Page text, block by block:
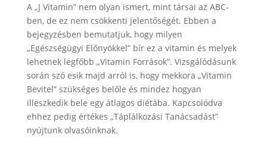
A „J Vitamin” nem olyan ismert, mint társai az ABC-
ben, de ez nem csökkenti jelentőségét. Ebben a
bejegyzésben bemutatjuk, hogy milyen
„Egészségügyi Előnyökkel” bír ez a vitamin és melyek
lehetnek legfőbb „Vitamin Források”. Vizsgálódásunk
során szó esik majd arról is, hogy mekkora „Vitamin
Bevitel” szükséges belőle és mindez hogyan
illeszkedik bele egy átlagos diétába. Kapcsolódva
ehhez pedig értékes „Táplálkozási Tanácsadást”
nyújtunk olvasóinknak.